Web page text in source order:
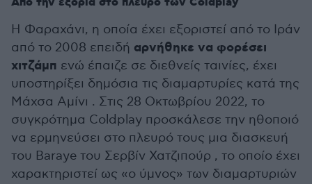
Η Φαραχάνι, η οποία έχει εξοριστεί από το Ιράν
από το 2008 επειδή αρνήθηκε να φορέσει
χιτζάμπ ενώ έπαιζε σε διεθνείς ταινίες, έχει
υποστηρίξει δημόσια τις διαμαρτυρίες κατά της
Μάχσα Αμίνι . Στις 28 Οκτωβρίου 2022, το
συγκρότημα Coldplay προσκάλεσε την ηθοποιό
να ερμηνεύσει στο πλευρό τους μια διασκευή
του Baraye του Σερβίν Χατζιπούρ , το οποίο έχει
χαρακτηριστεί ως «ο ύμνος» των διαμαρτυριών